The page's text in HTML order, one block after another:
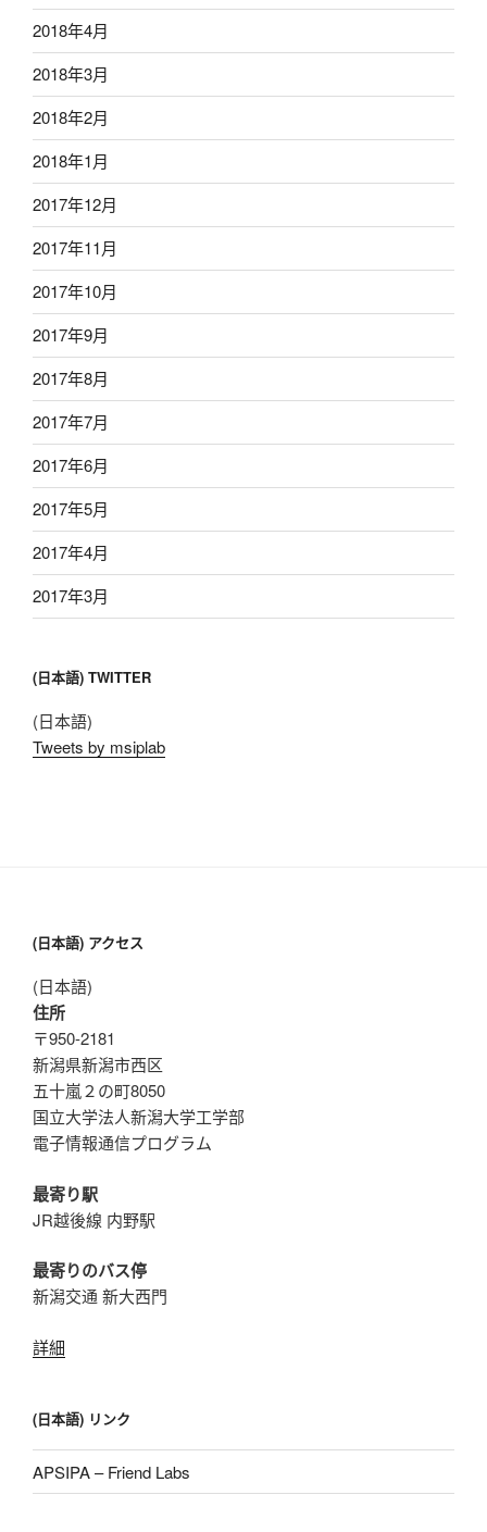
2018年4月
2018年3月
2018年2月
2018年1月
2017年12月
2017年11月
2017年10月
2017年9月
2017年8月
2017年7月
2017年6月
2017年5月
2017年4月
2017年3月
(日本語) TWITTER
(日本語)
Tweets by msiplab
(日本語) アクセス
(日本語)
住所
〒950-2181
新潟県新潟市西区
五十嵐２の町8050
国立大学法人新潟大学工学部
電子情報通信プログラム
最寄り駅
JR越後線 内野駅
最寄りのバス停
新潟交通 新大西門
詳細
(日本語) リンク
APSIPA – Friend Labs